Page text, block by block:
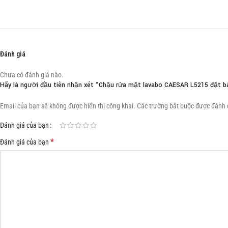
Đánh giá
Chưa có đánh giá nào.
Hãy là người đầu tiên nhận xét “Chậu rửa mặt lavabo CAESAR L5215 đặt
Email của bạn sẽ không được hiển thị công khai. Các trường bắt buộc được đánh
Đánh giá của bạn
Đánh giá của bạn *